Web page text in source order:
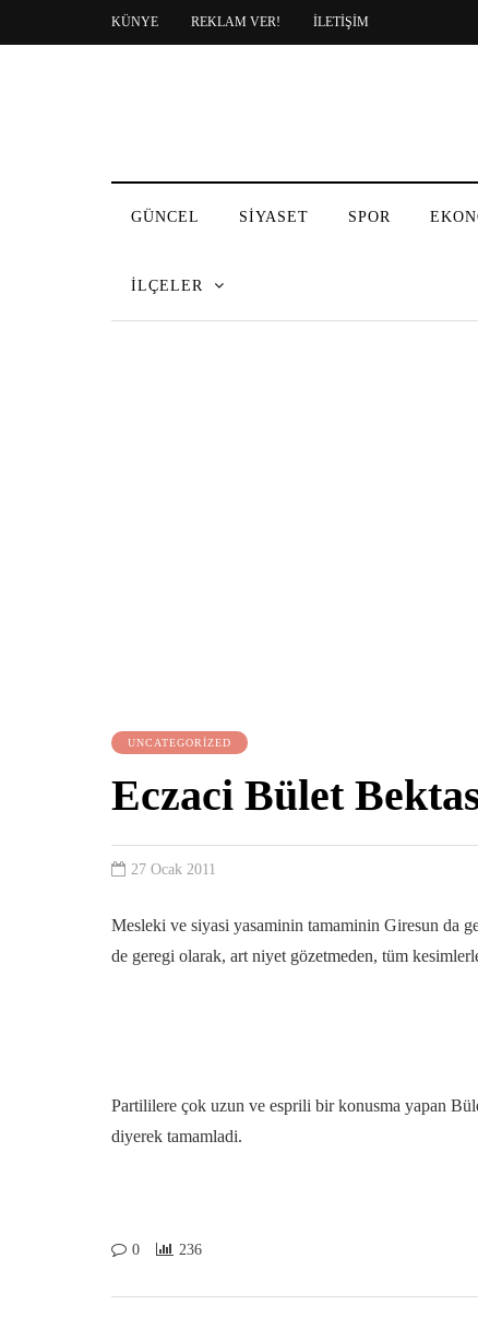
KÜNYE REKLAM VER! İLETİŞİM
GÜNCEL SİYASET SPOR
İLÇELER
UNCATEGORIZED
Eczaci Bület
27 Ocak 2011
Mesleki ve siyasi yasaminin tamaminin Giresun da
de geregi olarak, art niyet gözetmeden, tüm
Partililere çok uzun ve esprili bir konusma yapan
diyerek tamamladi.
0 236